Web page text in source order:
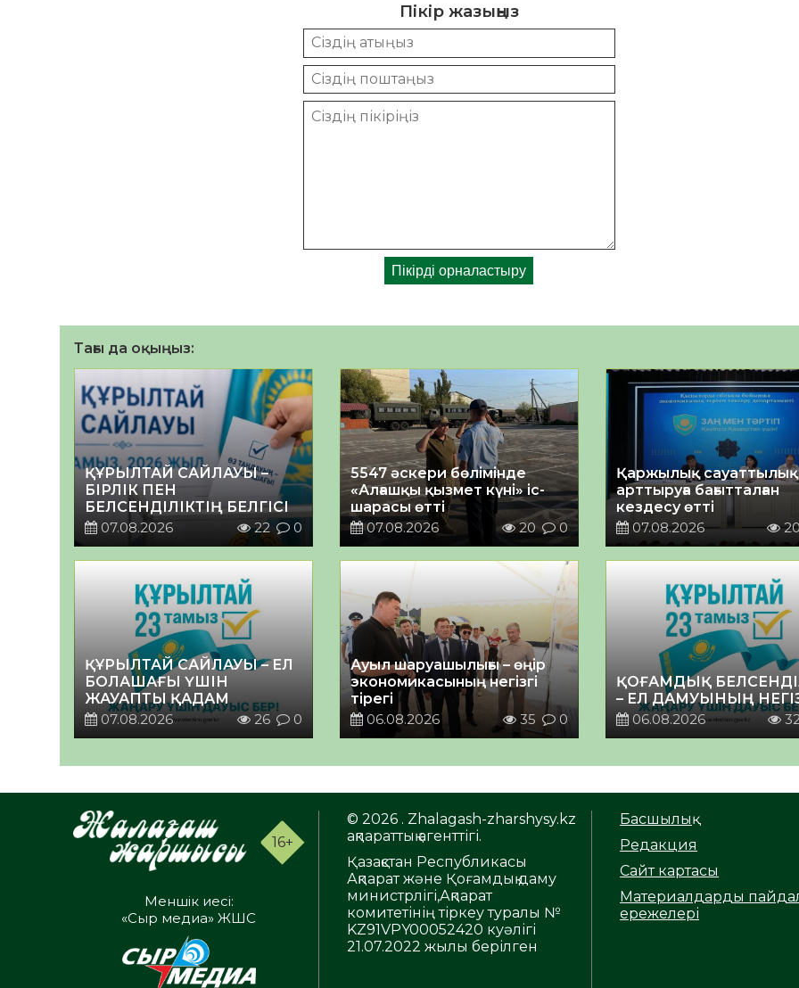
Пікір жазыңыз
Тағы да оқыңыз:
ҚҰРЫЛТАЙ САЙЛАУЫ –
БІРЛІК ПЕН
БЕЛСЕНДІЛІКТІҢ БЕЛГІСІ
07.08.2026
22 0
5547 әскери бөлімінде
«Алғашқы қызмет күні» іс-
шарасы өтті
07.08.2026
20 0
Қаржылық
арттыруға бағытталған
кездесу өтті
07.08.2026
ҚҰРЫЛТАЙ САЙЛАУЫ – ЕЛ
БОЛАШАҒЫ ҮШІН
ЖАУАПТЫ ҚАДАМ
07.08.2026
26 0
Ауыл шаруашылығы – өңір
экономикасының негізгі
тірегі
06.08.2026
35 0
ҚОҒАМДЫҚ
– ЕЛ ДАМУЫНЫҢ
06.08.2026
16+
Меншік иесі:
«Сыр медиа» ЖШС
© 2026 . Zhalagash-zharshysy.kz
ақпараттық агенттігі.
Қазақстан Республикасы
Ақпарат және Қоғамдық даму
министрлігі,Ақпарат
комитетінің тіркеу туралы №
KZ91VPY00052420 куәлігі
21.07.2022 жылы берілген
Басшылық
Редакция
Сайт картасы
Материалдарды
ережелері